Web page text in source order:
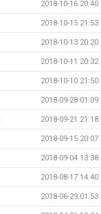
2018-10-16 20:40
2018-10-15 21:53
2018-10-13 20:20
2018-10-11 20:32
2018-10-10 21:50
2018-09-28 01:09
2018-09-21 21:18
2018-09-15 20:07
2018-09-04 13:38
2018-08-17 14:40
2018-06-29 01:53